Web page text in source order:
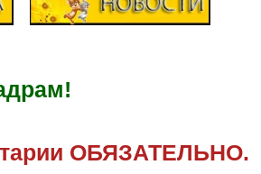
ОБЯЗАТЕЛЬНО.